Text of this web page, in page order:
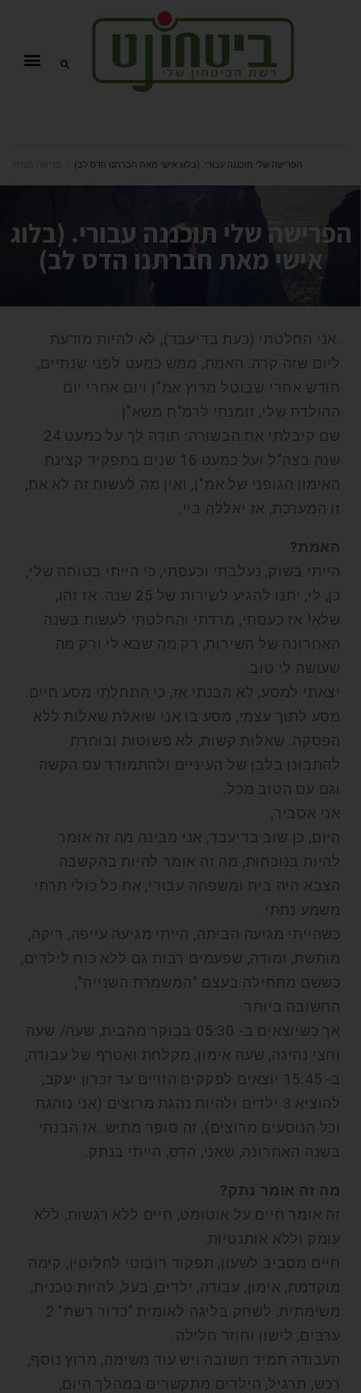
הפרישה שלי תוכננה עבורי. (בלוג אישי מאת חברתנו הדס לב)
הפרישה שלי תוכננה עבורי. (בלוג
אישי מאת חברתנו הדס לב)
.אני החלטתי (כעת בדיעבד), לא להיות מודעת
ליום שזה קרה. האמת, ממש כמעט לפני שנתיים,
חודש אחרי שבוטל מרוץ אמ"ן ויום אחרי יום
ההולדת שלי, זומנתי לרמ"ח משא"ן.
שם קיבלתי את הבשורה: תודה לך על כמעט 24
שנה בצה"ל ועל כמעט 16 שנים בתפקיד קצינת
האימון הגופני של אמ"ן, ואין מה לעשות זה לא את,
זו המערכת, אז יאללה ביי.
האמת?
הייתי בשוק, נעלבתי וכעסתי, כי הייתי בטוחה שלי,
כן, לי, יתנו להגיע לשירות של 25 שנה. אז זהו,
שלא! אז כעסתי, מרדתי והחלטתי לעשות בשנה
האחרונה של השירות, רק מה שבא לי ורק מה
שעושה לי טוב.
יצאתי למסע, לא הבנתי אז, כי התחלתי מסע חיים.
מסע לתוך עצמי, מסע בו אני שואלת שאלות ללא
הפסקה. שאלות קשות, לא פשוטות ובוחרת
להתבונן בלבן של העיניים ולהתמודד עם הקשה
וגם עם הטוב מכל.
אני אסביר,
היום, כן שוב בדיעבד, אני מבינה מה זה אומר
להיות בנוכחות, מה זה אומר להיות בהקשבה.
הצבא היה בית ומשפחה עבורי, את כל כולי תרתי
משמע נתתי.
כשהייתי מגיעה הביתה, הייתי מגיעה עייפה, ריקה,
מותשת, ומודה, שפעמים רבות גם ללא כוח לילדים,
כששם מתחילה בעצם "המשמרת השנייה",
החשובה ביותר.
אך כשיוצאים ב- 05:30 בבוקר מהבית, שעה/ שעה
וחצי נהיגה, שעה אימון, מקלחת ואטרף של עבודה,
ב- 15:45 יוצאים לפקקים הזויים עד זכרון יעקב,
להוציא 3 ילדים ולהיות נהגת מרוצים (אני נוהגת
וכל הנוסעים מרוצים), זה סופר מתיש. אז הבנתי
בשנה האחרונה, שאני, הדס, הייתי בנתק.
מה זה אומר נתק?
זה אומר חיים על אוטומט, חיים ללא רגשות, ללא
עומק וללא אותנטיות.
חיים מסביב לשעון, תפקוד רובוטי לחלוטין, קימה
מוקדמת, אימון, עבודה, ילדים, בעל, להיות טכנית,
משימתית, לשחק בליגה לאומית "כדור רשת" 2
ערבים, לישון וחוזר חלילה.
העבודה תמיד חשובה ויש עוד משימה, מרוץ נוסף,
רכש, תרגיל, הילדים מתקשרים במהלך היום,